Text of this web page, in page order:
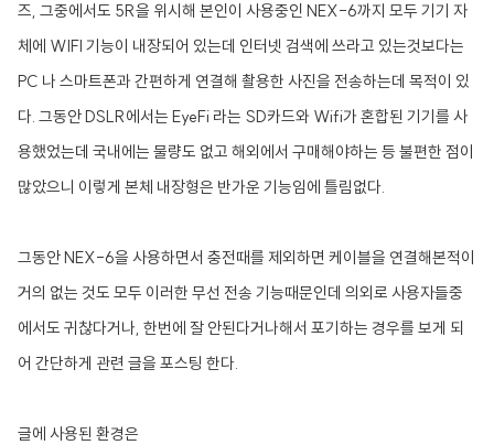
즈, 그중에서도 5R을 위시해 본인이 사용중인 NEX-6까지 모두 기기 자
체에 WIFI 기능이 내장되어 있는데 인터넷 검색에 쓰라고 있는것보다는
PC 나 스마트폰과 간편하게 연결해 촬용한 사진을 전송하는데 목적이 있
다. 그동안 DSLR에서는 EyeFi 라는 SD카드와 Wifi가 혼합된 기기를 사
용했었는데 국내에는 물량도 없고 해외에서 구매해야하는 등 불편한 점이
많았으니 이렇게 본체 내장형은 반가운 기능임에 틀림없다.
그동안 NEX-6을 사용하면서 충전때를 제외하면 케이블을 연결해본적이
거의 없는 것도 모두 이러한 무선 전송 기능때문인데 의외로 사용자들중
에서도 귀찮다거나, 한번에 잘 안된다거나해서 포기하는 경우를 보게 되
어 간단하게 관련 글을 포스팅 한다.
글에 사용된 환경은